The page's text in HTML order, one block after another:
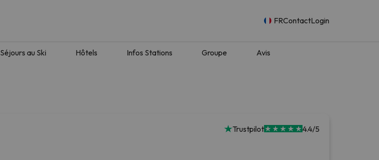
FRContactLogin
Séjours au Ski Hôtels Infos Stations Groupe Avis
Trustpilot 4.4/5